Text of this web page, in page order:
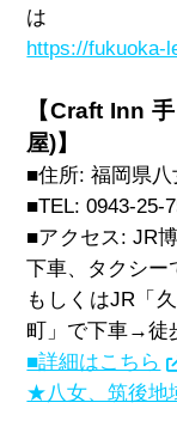
は
https://fukuoka-
【Craft Inn
屋)】
■住所: 福岡県八
■TEL:0943-25-
■アクセス: JR
下車、タクシー
もしくはJR「
町」で下車→徒
■詳細はこちら
★八女、筑後地